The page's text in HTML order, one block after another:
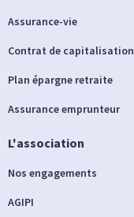
Assurance-vie
Contrat de capitalisation
Plan épargne retraite
Assurance emprunteur
L'association
Nos engagements
AGIPI